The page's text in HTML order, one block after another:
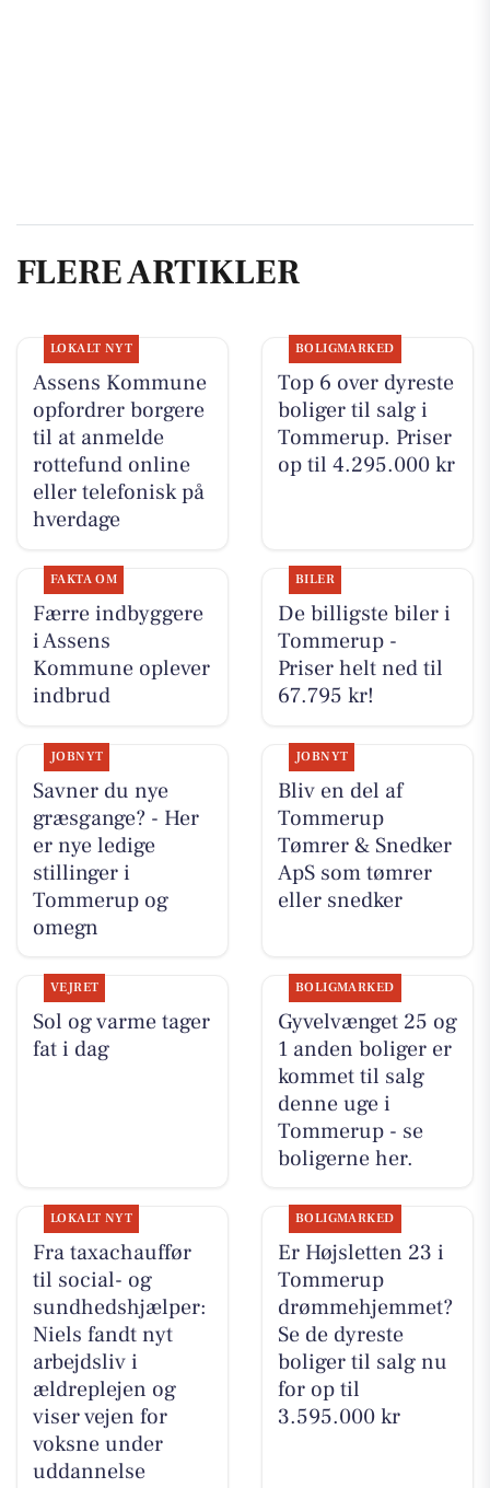
FLERE ARTIKLER
LOKALT NYT
Assens Kommune
opfordrer borgere
til at anmelde
rottefund online
eller telefonisk på
hverdage
BOLIGMARKED
Top 6 over dyreste
boliger til salg i
Tommerup. Priser
op til 4.295.000 kr
FAKTA OM
Færre indbyggere
i Assens
Kommune oplever
indbrud
BILER
De billigste biler i
Tommerup -
Priser helt ned til
67.795 kr!
JOBNYT
Savner du nye
græsgange? - Her
er nye ledige
stillinger i
Tommerup og
omegn
JOBNYT
Bliv en del af
Tommerup
Tømrer & Snedker
ApS som tømrer
eller snedker
VEJRET
Sol og varme tager
fat i dag
BOLIGMARKED
Gyvelvænget 25 og
1 anden boliger er
kommet til salg
denne uge i
Tommerup - se
boligerne her.
LOKALT NYT
Fra taxachauffør
til social- og
sundhedshjælper:
Niels fandt nyt
arbejdsliv i
ældreplejen og
viser vejen for
voksne under
uddannelse
BOLIGMARKED
Er Højsletten 23 i
Tommerup
drømmehjemmet?
Se de dyreste
boliger til salg nu
for op til
3.595.000 kr